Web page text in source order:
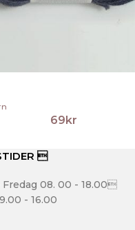
69kr

Fredag 08. 00 - 18.00
- 16.00